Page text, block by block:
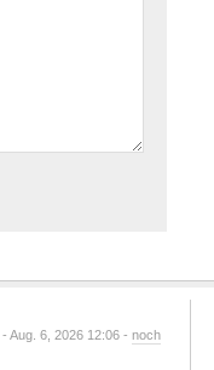
- Aug. 6, 2026 12:06 - noch